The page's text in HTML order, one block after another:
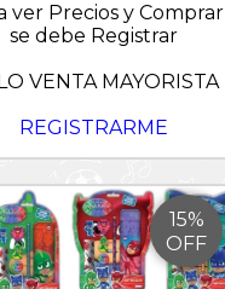
ver Precios y Comprar
se debe Registrar
VENTA MAYORISTA
REGISTRARME
15%
OFF